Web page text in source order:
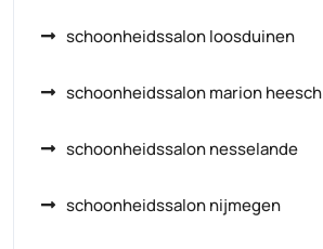
schoonheidssalon loosduinen
schoonheidssalon marion heesch
schoonheidssalon nesselande
schoonheidssalon nijmegen